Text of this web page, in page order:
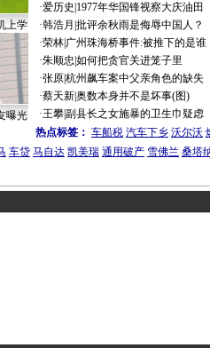
上学
曝光
·爱历史 1977年华国锋视察大庆油田
·韩浩月 批评余秋雨是侮辱中国人？
·荣林| 广州珠海桥事件:被推下的是谁
·朱顺忠 如何把贪官关进笼子里
·张原|杭州飙车案中父亲角色的缺失
·蔡天新|奥数本身并不是坏事(图)
·王攀|副县长之女施暴的卫生巾疑虑
热点标签： 车船税 汽车下乡 沃尔沃
车贷 马自达 凯美瑞 通用破产 雪佛兰 桑塔